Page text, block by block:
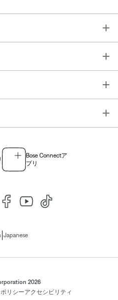
Bose Connectア
プリ
Japanese
2026
リシーアクセシビリティ